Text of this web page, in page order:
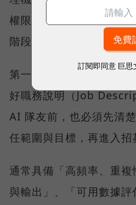
權限設定、測試驗證到
階段。
第一階段是定義角色，
好職務說明（Job
AI 隊友前，也必須先清
任範圍與目標，再進入招
通常具備「高頻率、重
與輸出」、「可用數據
訂閱即同意 巨思